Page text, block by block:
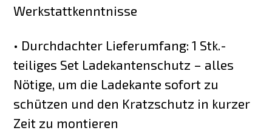
Werkstattkenntnisse
• Durchdachter Lieferumfang: 1 Stk.-
teiliges Set Ladekantenschutz – alles
Nötige, um die Ladekante sofort zu
schützen und den Kratzschutz in kurzer
Zeit zu montieren